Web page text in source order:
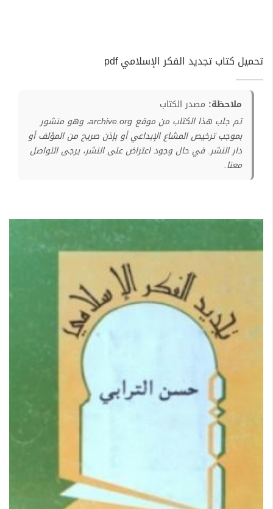
تحميل كتاب تجديد الفكر الإسلامي pdf
ملاحظة: مصدر الكتاب
تم جلب هذا الكتاب من موقع archive.org، وهو منشور
بموجب ترخيص المشاع الإبداعي أو بإذن صريح من المؤلف أو
دار النشر. في حال وجود اعتراض على النشر، يرجى التواصل
معنا.